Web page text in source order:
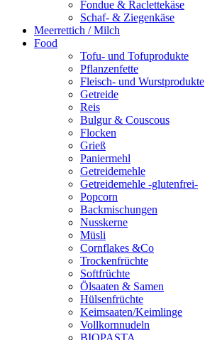
Fondue & Raclettekäse
Schaf- & Ziegenkäse
Meerrettich / Milch
Food
Tofu- und Tofuprodukte
Pflanzenfette
Fleisch- und Wurstprodukte
Getreide
Reis
Bulgur & Couscous
Flocken
Grieß
Paniermehl
Getreidemehle
Getreidemehle -glutenfrei-
Popcorn
Backmischungen
Nusskerne
Müsli
Cornflakes &Co
Trockenfrüchte
Softfrüchte
Ölsaaten & Samen
Hülsenfrüchte
Keimsaaten/Keimlinge
Vollkornnudeln